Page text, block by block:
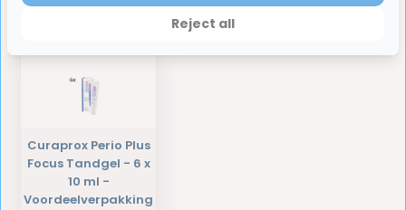
Laatst bekeken producten
Curaprox Perio Plus
Focus Tandgel - 6 x
10 ml -
Voordeelverpakking
Reject all